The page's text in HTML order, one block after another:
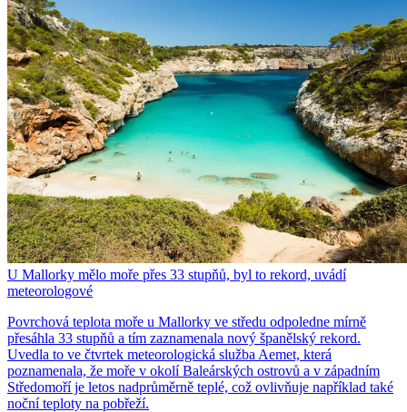
U Mallorky mělo moře přes 33 stupňů, byl to rekord, uvádí
meteorologové
Povrchová teplota moře u Mallorky ve středu odpoledne mírně
přesáhla 33 stupňů a tím zaznamenala nový španělský rekord.
Uvedla to ve čtvrtek meteorologická služba Aemet, která
poznamenala, že moře v okolí Baleárských ostrovů a v západním
Středomoří je letos nadprůměrně teplé, což ovlivňuje například také
noční teploty na pobřeží.